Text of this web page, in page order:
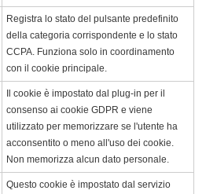
Registra lo stato del pulsante predefinito
della categoria corrispondente e lo stato
CCPA. Funziona solo in coordinamento
con il cookie principale.
Il cookie è impostato dal plug-in per il
consenso ai cookie GDPR e viene
utilizzato per memorizzare se l'utente ha
acconsentito o meno all'uso dei cookie.
Non memorizza alcun dato personale.
Questo cookie è impostato dal servizio